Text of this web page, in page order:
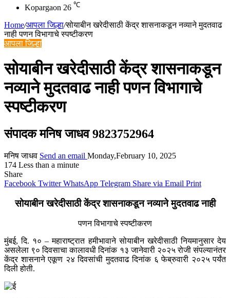
Kopargaon 26 ℃
Home/आपला जिल्हा/सोयाबीन खरेदीसाठी केंद्र शासनाकडून नव्याने मुदतवाढ
नाही पणन विभागाचे स्पष्टीकरण
आपला जिल्हा
सोयाबीन खरेदीसाठी केंद्र शासनाकडून
नव्याने मुदतवाढ नाही पणन विभागाचे
स्पष्टीकरण
संपादक मनिष जाधव 9823752964
मनिष जाधव Send an email Monday,February 10, 2025
174 Less than a minute
Share
Facebook Twitter WhatsApp Telegram Share via Email Print
सोयाबीन खरेदीसाठी केंद्र शासनाकडून नव्याने मुदतवाढ नाही
पणन विभागाचे स्पष्टीकरण
मुंबई, दि. १० – महाराष्ट्रात हमीभावाने सोयाबीन खरेदीसाठी नियमानुसार देय
असलेला ९० दिवसाचा कालावधी दिनांक १३ जानेवारी २०२५ रोजी संपल्यानंतर
केंद्र शासनाने एकूण २४ दिवसांची मुदतवाढ दिनांक ६ फेब्रुवारी २०२५ पर्यंत
दिली होती.